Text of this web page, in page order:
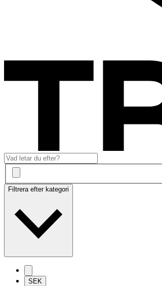
Filtrera efter kategori
SEK